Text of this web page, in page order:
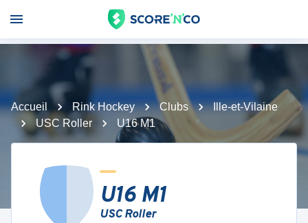
Accueil Rink Hockey Clubs
Ille-et-Vilaine
USC Roller
U16 M1
U16 M1
USC Roller